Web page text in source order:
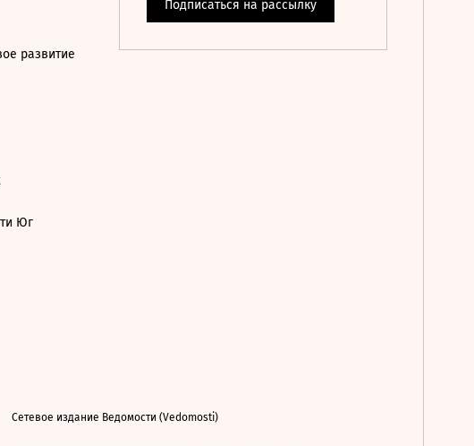
развитие
Юг
Сетевое издание Ведомости (Vedomosti)